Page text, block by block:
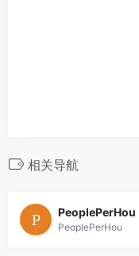
相关导航
PeoplePerHou
PeoplePerHou